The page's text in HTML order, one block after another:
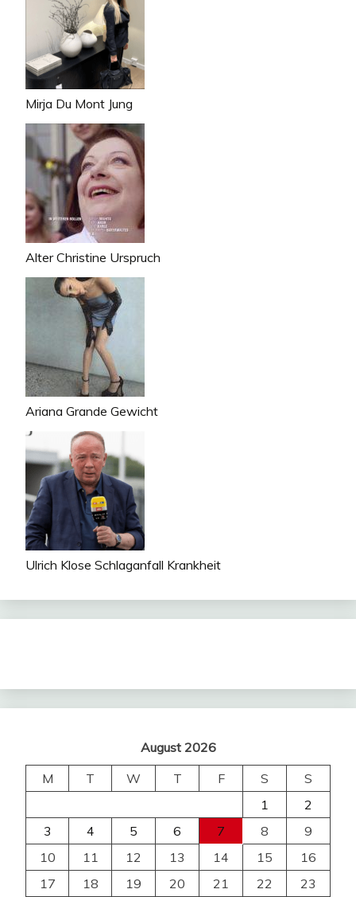
Mirja Du Mont Jung
Alter Christine Urspruch
Ariana Grande Gewicht
Ulrich Klose Schlaganfall Krankheit
August 2026
M
T W T F S
S
1
2
3
4 5 6 7 8
9
10
11 12 13 14 15
16
17
18 19 20 21 22 23